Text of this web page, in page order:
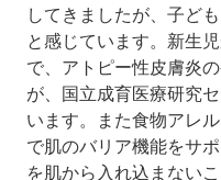
してきましたが、子ど
と感じています。新生
で、アトピー性皮膚炎
が、国立成育医療研究
います。また食物アレ
で肌のバリア機能をサ
を肌から入れ込まない